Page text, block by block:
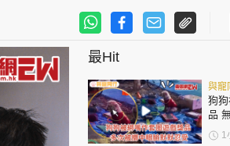
與寵同行
東周專欄
娛樂名人
最Hit
與寵
狗
品
1